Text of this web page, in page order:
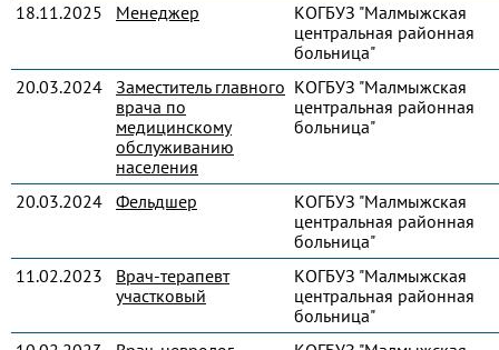
18.11.2025
Менеджер
КОГБУЗ "Малмыжская
центральная районная
больница"
20.03.2024 Заместитель главного
врача по
медицинскому
обслуживанию
населения
КОГБУЗ "Малмыжская
центральная районная
больница"
20.03.2024 Фельдшер
КОГБУЗ "Малмыжская
центральная районная
больница"
11.02.2023
Врач-терапевт
участковый
КОГБУЗ "Малмыжская
центральная районная
больница"